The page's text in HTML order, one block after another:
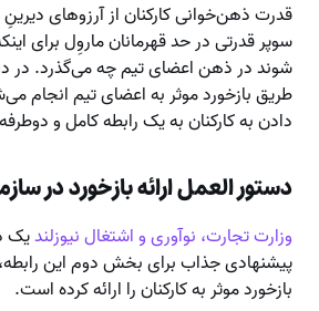
قدرت ذهن‌خوانی کارکنان از آرزوهای
سوپر قدرتی در حد قهرمانان ماروِل برای
شوند در ذهن اعضای تیم چه می‌گذرد. در
طریق بازخورد موثر به اعضای تیم انجام
دادن به کارکنان به یک رابطه کامل و
دستور العمل ارائه بازخورد در
وزارت تجارت، نوآوری و اشتغال نیوزلندیک
پیشنهادی جذاب برای بخش دوم این رابطه،
بازخورد موثر به کارکنان را ارائه کرده است.